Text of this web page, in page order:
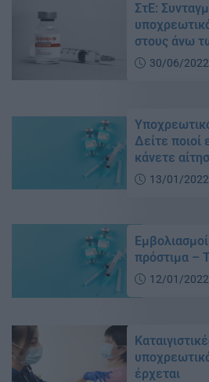
ΣτΕ:
στους άνω
30/06/2022
Δείτε ποιοί
κάνετε
13/01/2022
πρόστιμα –
12/01/2022
έρχεται